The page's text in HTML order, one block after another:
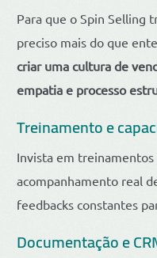
Para que o Spin Selling
preciso mais do que
criar uma cultura de
empatia e processo
Treinamento e
Invista em
acompanhamento real
feedbacks constantes
Documentação e